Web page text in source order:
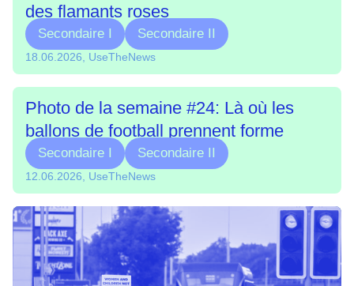
des flamants roses
Secondaire I Secondaire II
18.06.2026, UseTheNews
Photo de la semaine #24: Là où les
ballons de football prennent forme
Secondaire I Secondaire II
12.06.2026, UseTheNews